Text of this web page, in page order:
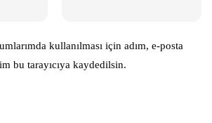
kullanılması için adım, e-posta
bu tarayıcıya kaydedilsin.